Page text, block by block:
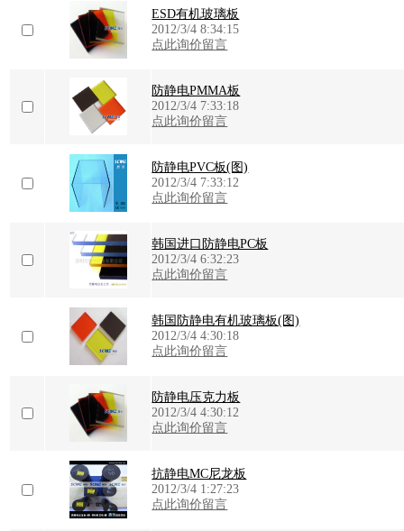
ESD有机玻璃板
2012/3/4 8:34:15
点此询价留言
防静电PMMA板
2012/3/4 7:33:18
点此询价留言
防静电PVC板(图)
2012/3/4 7:33:12
点此询价留言
韩国进口防静电PC板
2012/3/4 6:32:23
点此询价留言
韩国防静电有机玻璃板(图)
2012/3/4 4:30:18
点此询价留言
防静电压克力板
2012/3/4 4:30:12
点此询价留言
抗静电MC尼龙板
2012/3/4 1:27:23
点此询价留言